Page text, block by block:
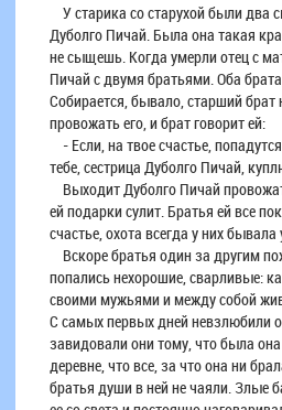
У старика со старухой были два
Дуболго Пичай. Была она такая
не сыщешь. Когда умерли отец с
Пичай с двумя братьями. Оба
Собирается, бывало, старший брат
провожать его, и брат говорит ей:
- Если, на твое счастье,
тебе, сестрица Дуболго Пичай,
Выходит Дуболго Пичай
ей подарки сулит. Братья ей все
счастье, охота всегда у них бывала
Вскоре братья один за другим
попались нехорошие, сварливые:
своими мужьями и между собой
С самых первых дней невзлюбили
завидовали они тому, что была
деревне, что все, за что она ни
братья души в ней не чаяли. Злые